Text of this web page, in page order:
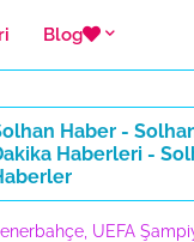
Blog
Haber -
Haberleri -
UEFA